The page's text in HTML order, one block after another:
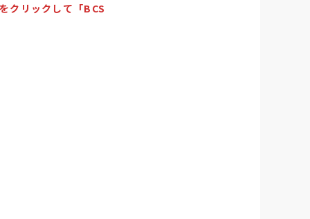
クリックして「BCS